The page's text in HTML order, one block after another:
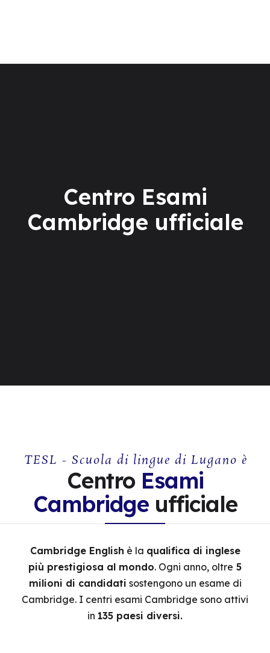
Centro Esami Cambridge
Centro Esami
Cambridge ufficiale
TESL - Scuola di lingue di Lugano è
Centro Esami
Cambridgeufficiale
Cambridge English è la qualifica di inglese
più prestigiosa al mondo. Ogni anno, oltre 5
milioni di candidati sostengono un esame di
Cambridge. I centri esami Cambridge sono attivi
in 135 paesi diversi.